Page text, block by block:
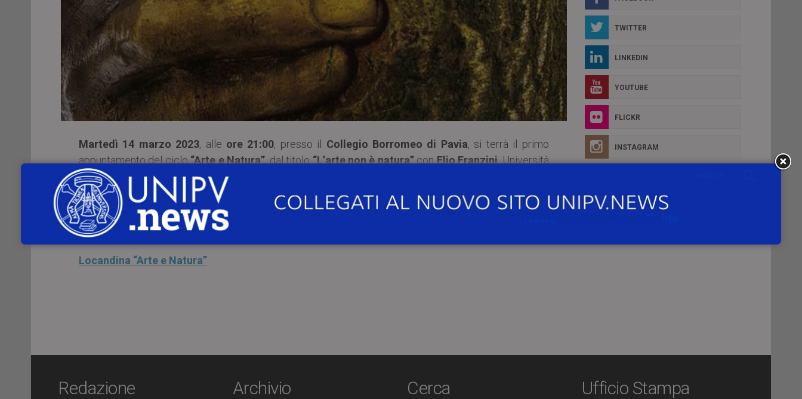
Martedì 14 marzo 2023, alle ore 21:00, presso il Collegio Borromeo di Pavia, si terrà il primo
appuntamento del ciclo“Arte e Natura”, dal titolo“L’arte non è natura”conElio Franzini, Università
degli Studi di Milano.
CoordinaSerena Feloj, Università di Pavia.
Iscrizioni obbligatore allink di registrazione
Locandina “Arte e Natura”
TWITTER
LINKEDIN
YOUTUBE
FLICKR
INSTAGRAM
Redazione Archivio Cerca Ufficio Stampa